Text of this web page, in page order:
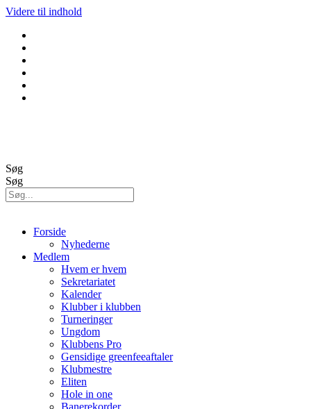
Videre til indhold
Søg
Søg
Forside
Nyhederne
Medlem
Hvem er hvem
Sekretariatet
Kalender
Klubber i klubben
Turneringer
Ungdom
Klubbens Pro
Gensidige greenfeeaftaler
Klubmestre
Eliten
Hole in one
Banerekorder